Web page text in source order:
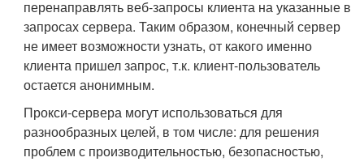
перенаправлять веб-запросы клиента на указанные в
запросах сервера. Таким образом, конечный сервер
не имеет возможности узнать, от какого именно
клиента пришел запрос, т.к. клиент-пользователь
остается анонимным.
Прокси-сервера могут использоваться для
разнообразных целей, в том числе: для решения
проблем с производительностью, безопасностью,